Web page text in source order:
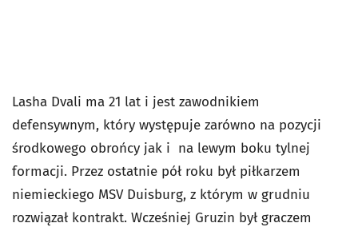
Lasha Dvali ma 21 lat i jest zawodnikiem
defensywnym, który występuje zarówno na pozycji
środkowego obrońcy jak i na lewym boku tylnej
formacji. Przez ostatnie pół roku był piłkarzem
niemieckiego MSV Duisburg, z którym w grudniu
rozwiązał kontrakt. Wcześniej Gruzin był graczem